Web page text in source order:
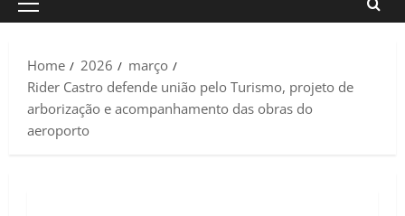
Primary
Home
2026
março
Rider Castro defende união pelo Turismo, projeto de
arborização e acompanhamento das obras do
aeroporto